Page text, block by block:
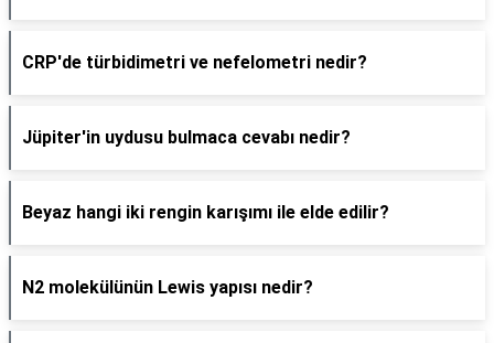
CRP'de türbidimetri ve nefelometri nedir?
Jüpiter'in uydusu bulmaca cevabı nedir?
Beyaz hangi iki rengin karışımı ile elde edilir?
N2 molekülünün Lewis yapısı nedir?